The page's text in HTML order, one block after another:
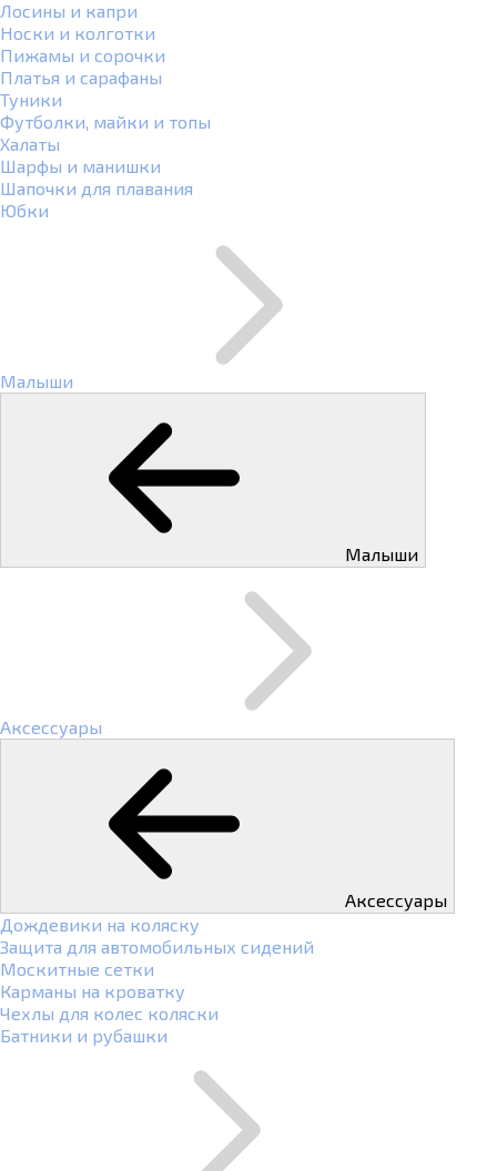
Лосины и капри
Носки и колготки
Пижамы и сорочки
Платья и сарафаны
Туники
Футболки, майки и топы
Халаты
Шарфы и манишки
Шапочки для плавания
Юбки
Малыши
Малыши
Аксессуары
Аксессуары
Дождевики на коляску
Защита для автомобильных сидений
Москитные сетки
Карманы на кроватку
Чехлы для колес коляски
Батники и рубашки